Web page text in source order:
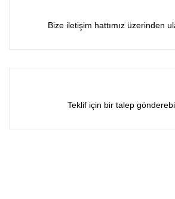
Bize iletişim hattımız üzerinden
Teklif için bir talep